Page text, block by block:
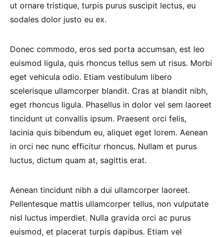
ut ornare tristique, turpis purus suscipit lectus, eu
sodales dolor justo eu ex.
Donec commodo, eros sed porta accumsan, est leo
euismod ligula, quis rhoncus tellus sem ut risus. Morbi
eget vehicula odio. Etiam vestibulum libero
scelerisque ullamcorper blandit. Cras at blandit nibh,
eget rhoncus ligula. Phasellus in dolor vel sem laoreet
tincidunt ut convallis ipsum. Praesent orci felis,
lacinia quis bibendum eu, aliquet eget lorem. Aenean
in orci nec nunc efficitur rhoncus. Nullam et purus
luctus, dictum quam at, sagittis erat.
Aenean tincidunt nibh a dui ullamcorper laoreet.
Pellentesque mattis ullamcorper tellus, non vulputate
nisl luctus imperdiet. Nulla gravida orci ac purus
euismod, et placerat turpis dapibus. Etiam vel